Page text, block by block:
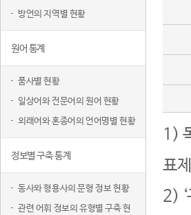
방언의 지역별 현황
원어 통계
품사별 현황
일상어와 전문어의 원어 현황
외래어와 혼종어의 언어명별 현황
정보별 구축 통계
동사와 형용사의 문형 정보 현황
관련 어휘 정보의 유형별 구축 현
1)
표
2) ‘